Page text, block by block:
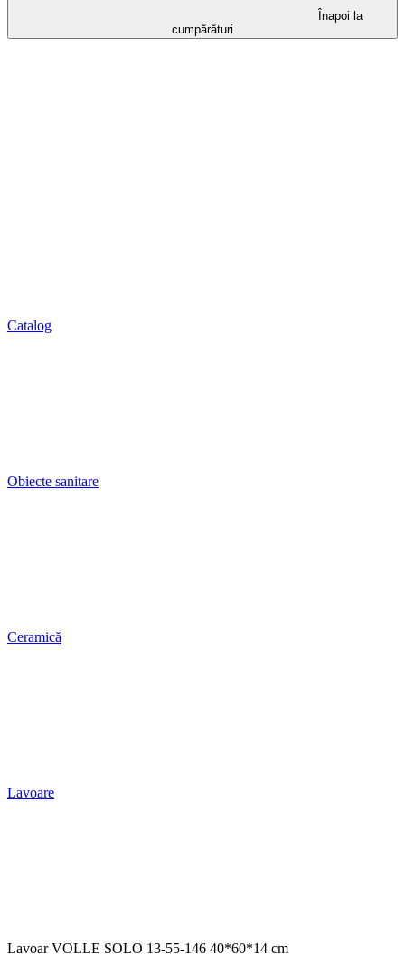
Înapoi la
cumpărături
Catalog
Obiecte sanitare
Ceramică
Lavoare
Lavoar VOLLE SOLO 13-55-146 40*60*14 cm